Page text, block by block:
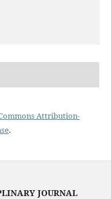
Attribution-
.
JOURNAL